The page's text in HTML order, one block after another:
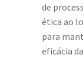
de
ética ao
para
eficácia